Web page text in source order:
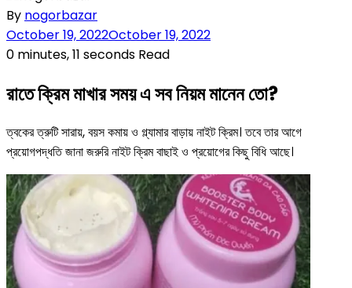
By nogorbazar
October 19, 2022October 19, 2022
0 minutes, 11 seconds Read
রাতে ক্রিম মাখার সময় এ সব নিয়ম মানেন তো?
ত্বকের ত্রুটি সারায়, বয়স কমায় ও গ্ল্যামার বাড়ায় নাইট ক্রিম। তবে তার আগে
প্রয়োগপদ্ধতি জানা জরুরি নাইট ক্রিম বাছাই ও প্রয়োগের কিছু বিধি আছে।